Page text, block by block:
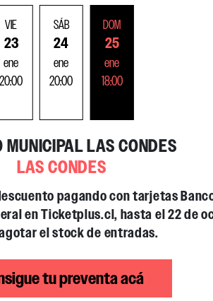
VIE
23
ene
20:00
SÁB
24
ene
20:00
DOM
25
ene
18:00
LAS CONDES
pagando con tarjetas
en Ticketplus.cl, hasta el 22 de
el stock de entradas.
LAS CONDES
pagando con tarjetas
en Ticketplus.cl, hasta el 22 de
el stock de entradas.
habrá un espacio de conversación
artistas.
MUNICIPAL LAS CONDES
LAS CONDES
pagando con tarjetas
en Ticketplus.cl, hasta el 22 de
el stock de entradas.
tu preventa acá